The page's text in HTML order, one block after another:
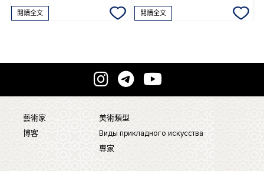
閱讀全文 閱讀全文
藝術家
博客
美術類型
Виды прикладного искусства
專家